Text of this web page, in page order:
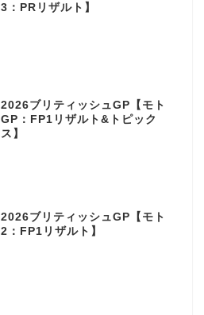
3：PRリザルト】
2026ブリティッシュGP【モト
GP：FP1リザルト&トピック
ス】
2026ブリティッシュGP【モト
2：FP1リザルト】